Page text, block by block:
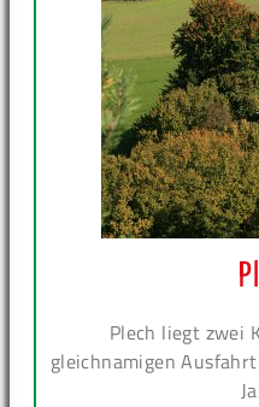
Plech liegt zwei
gleichnamigen